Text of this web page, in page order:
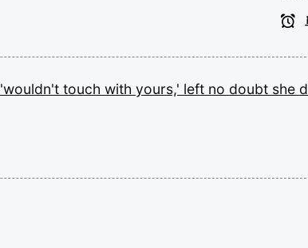
'wouldn't touch with yours,' left no doubt she